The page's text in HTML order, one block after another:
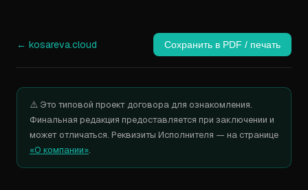
← kosareva.cloud Сохранить в PDF / печать
⚠️ Это типовой проект договора для ознакомления.
Финальная редакция предоставляется при заключении и
может отличаться. Реквизиты Исполнителя — на странице
«О компании».